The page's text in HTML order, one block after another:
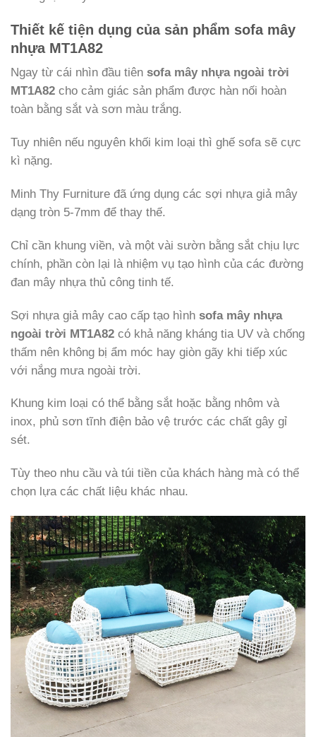
Thiết kế tiện dụng của sản phẩm sofa mây
nhựa MT1A82
Ngay từ cái nhìn đầu tiên sofa mây nhựa ngoài trời
MT1A82 cho cảm giác sản phẩm được hàn nối hoàn
toàn bằng sắt và sơn màu trắng.
Tuy nhiên nếu nguyên khối kim loại thì ghế sofa sẽ cực
kì nặng.
Minh Thy Furniture đã ứng dụng các sợi nhựa giả mây
dạng tròn 5-7mm để thay thế.
Chỉ cần khung viền, và một vài sườn bằng sắt chịu lực
chính, phần còn lại là nhiệm vụ tạo hình của các đường
đan mây nhựa thủ công tinh tế.
Sợi nhựa giả mây cao cấp tạo hình sofa mây nhựa
ngoài trời MT1A82 có khả năng kháng tia UV và chống
thấm nên không bị ẩm móc hay giòn gãy khi tiếp xúc
với nắng mưa ngoài trời.
Khung kim loại có thể bằng sắt hoặc bằng nhôm và
inox, phủ sơn tĩnh điện bảo vệ trước các chất gây gỉ
sét.
Tùy theo nhu cầu và túi tiền của khách hàng mà có thể
chọn lựa các chất liệu khác nhau.